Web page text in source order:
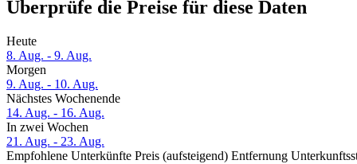
Überprüfe die Preise für diese Daten
Heute
8. Aug. - 9. Aug.
Morgen
9. Aug. - 10. Aug.
Nächstes Wochenende
14. Aug. - 16. Aug.
In zwei Wochen
21. Aug. - 23. Aug.
Empfohlene Unterkünfte Preis (aufsteigend) Entfernung